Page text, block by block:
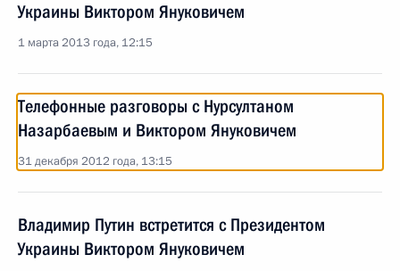
Украины Виктором Януковичем
1 марта 2013 года, 12:15
Телефонные разговоры с Нурсултаном
Назарбаевым и Виктором Януковичем
31 декабря 2012 года, 13:15
Владимир Путин встретится с Президентом
Украины Виктором Януковичем